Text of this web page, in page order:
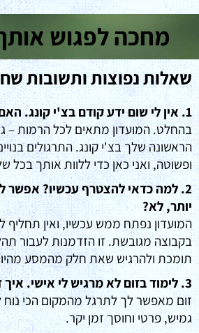
מחכה לפגוש
שאלות נפוצות ותשובות
1. אין לי שום ידע קודם בצ'י קונג. האם זה מתאים לי?
בהחלט. המועדון מתאים לכל הרמות –
הראשונה שלך בצ'י קונג. התרגולים
ופשוטה, ואני כאן כדי ללוות אותך בכל
2. למה כדאי להצטרף עכשיו? אפשר
יותר, לא?
המועדון נפתח ממש עכשיו, ואין
בקבוצה מגובשת. זו הזדמנות לעבור
תומכת ולהרגיש שאת חלק מהמסע
3. לימוד בזום לא מרגיש לי אישי. איך זה עובד?
זום מאפשר לך לתרגל מהמקום הכי
גמיש, פרטי וחוסך זמן יקר.